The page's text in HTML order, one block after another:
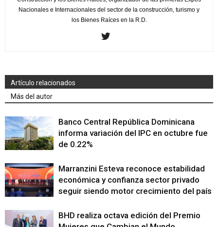
Nacionales e Internacionales del sector de la construcción, turismo y
los Bienes Raíces en la R.D.
Artículo relacionados
Más del autor
Banco Central República Dominicana
informa variación del IPC en octubre fue
de 0.22%
Marranzini Esteva reconoce estabilidad
económica y confianza sector privado
seguir siendo motor crecimiento del país
BHD realiza octava edición del Premio